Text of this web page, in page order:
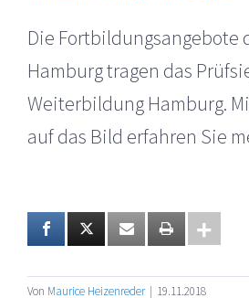
Die Fortbildungsangebote
Hamburg tragen das
Weiterbildung Hamburg.
auf das Bild erfahren Sie
Von Maurice Heizenreder | 19.11.2018